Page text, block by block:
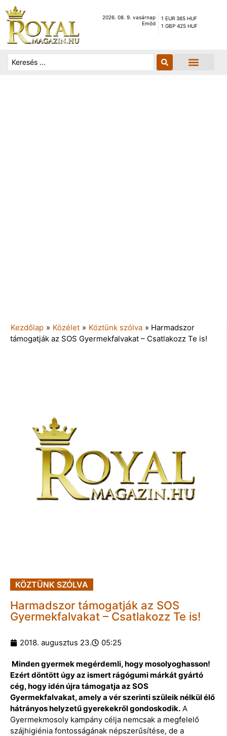
2026. 08. 9. vasárnap
Emőd
1 EUR 365 HUF
1 GBP 425 HUF
Kezdőlap » Közélet » Köztünk szólva » Harmadszor
támogatják az SOS Gyermekfalvakat – Csatlakozz Te is!
KÖZTÜNK SZÓLVA
Harmadszor támogatják az SOS
Gyermekfalvakat – Csatlakozz Te is!
2018. augusztus 23. 05:25
Minden gyermek megérdemli, hogy mosolyoghasson!
Ezért döntött úgy az ismert rágógumi márkát gyártó
cég, hogy idén újra támogatja az SOS
Gyermekfalvakat, amely a vér szerinti szüleik nélkül élő
hátrányos helyzetű gyerekekről gondoskodik. A
Gyermekmosoly kampány célja nemcsak a megfelelő
szájhigiénia fontosságának népszerűsítése, de a